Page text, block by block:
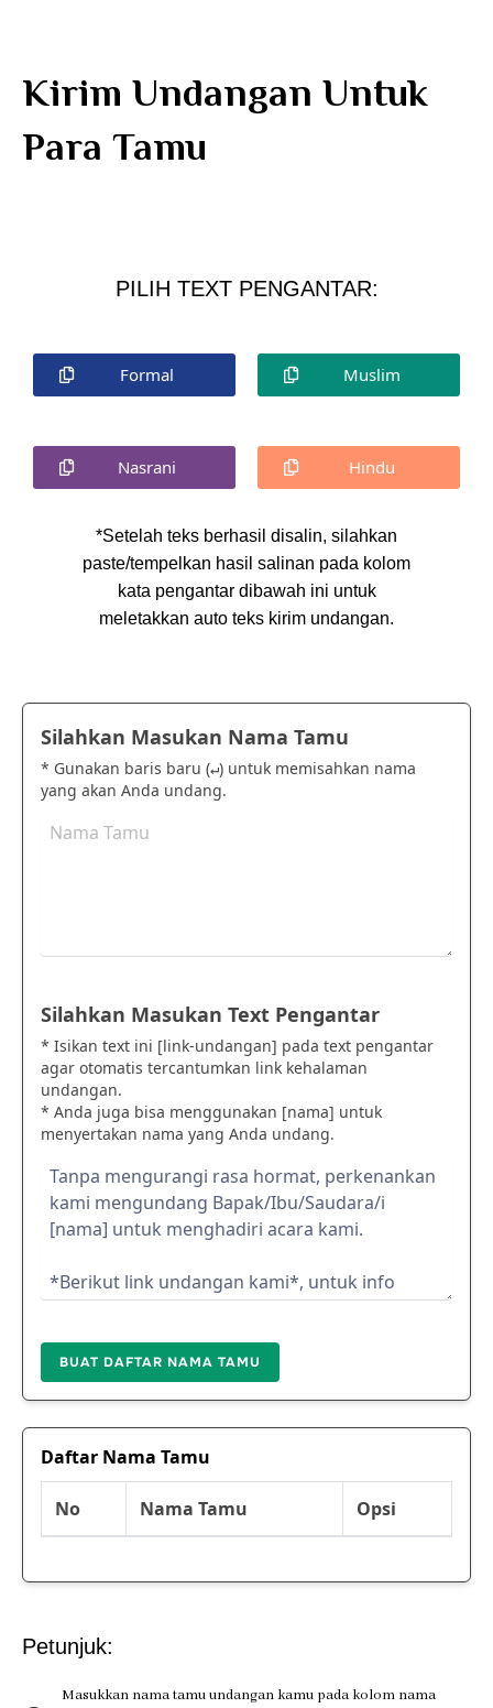
Kirim Undangan Untuk
Para Tamu
PILIH TEXT PENGANTAR:
Formal Muslim
Nasrani Hindu
*Setelah teks berhasil disalin, silahkan
paste/tempelkan hasil salinan pada kolom
kata pengantar dibawah ini untuk
meletakkan auto teks kirim undangan.
Silahkan Masukan Nama Tamu
* Gunakan baris baru (↵) untuk memisahkan nama
yang akan Anda undang.
Silahkan Masukan Text Pengantar
* Isikan text ini [link-undangan] pada text pengantar
agar otomatis tercantumkan link kehalaman
undangan.
* Anda juga bisa menggunakan [nama] untuk
menyertakan nama yang Anda undang.
BUAT DAFTAR NAMA TAMU
Daftar Nama Tamu
No Nama Tamu Opsi
Petunjuk:
Masukkan nama tamu undangan kamu pada kolom nama